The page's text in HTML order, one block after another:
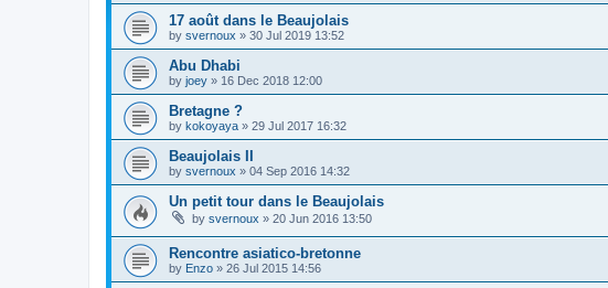
17 août dans le Beaujolais
by svernoux » 30 Jul 2019 13:52
Abu Dhabi
by joey » 16 Dec 2018 12:00
Bretagne ?
by kokoyaya » 29 Jul 2017 16:32
Beaujolais II
by svernoux » 04 Sep 2016 14:32
Un petit tour dans le Beaujolais
by svernoux » 20 Jun 2016 13:50
Rencontre asiatico-bretonne
by Enzo » 26 Jul 2015 14:56